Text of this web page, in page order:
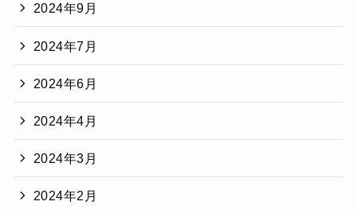
2024年9月
2024年7月
2024年6月
2024年4月
2024年3月
2024年2月